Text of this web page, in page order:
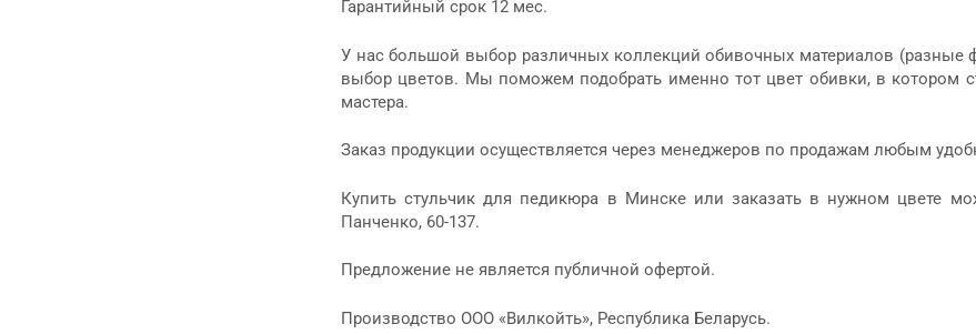
Гарантийный срок 12 мес.
У нас большой выбор различных коллекций обивочных материалов (разные
выбор цветов. Мы поможем подобрать именно тот цвет обивки, в котором
мастера.
Заказ продукции осуществляется через менеджеров по продажам любым
Купить стульчик для педикюра в Минске или заказать в нужном цвете
Панченко, 60-137.
Предложение не является публичной офертой.
Производство ООО «Вилкойть», Республика Беларусь.